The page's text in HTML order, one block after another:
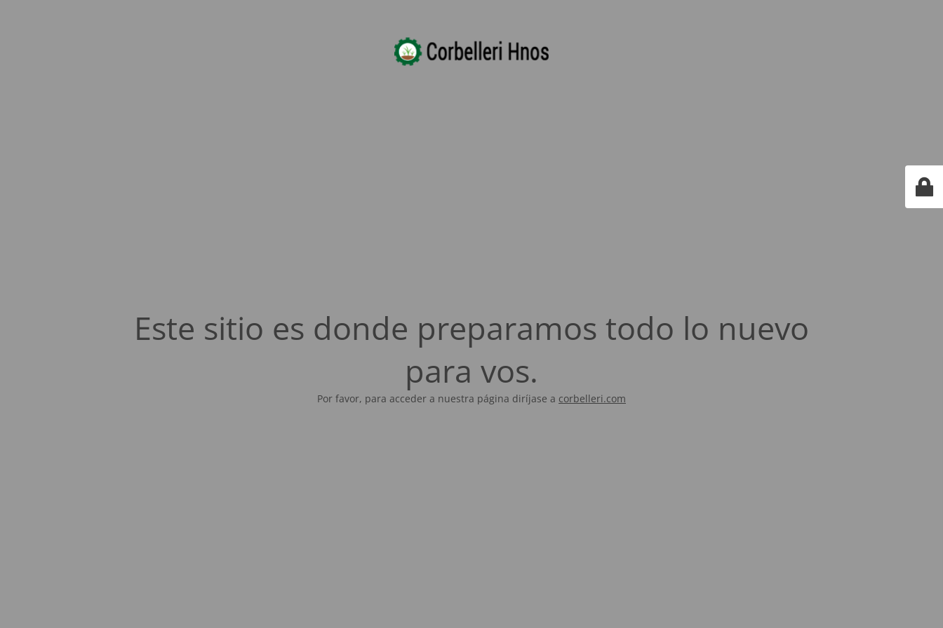
Este sitio es donde preparamos todo lo nuevo
para vos.
Por favor, para acceder a nuestra página diríjase a corbelleri.com